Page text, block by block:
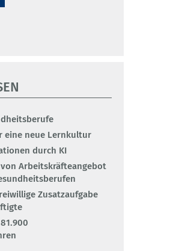
eine neue Lernkultur
durch KI
Arbeitskräfteangebot
Zusatzaufgabe